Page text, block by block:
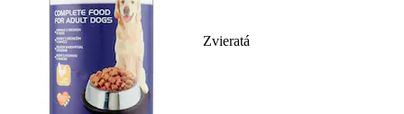
Zvieratá